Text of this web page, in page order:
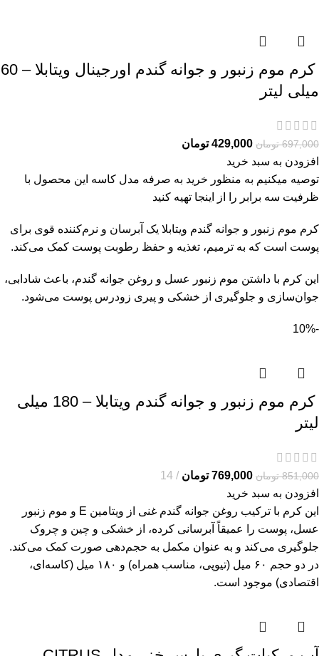
کرم موم زنبور و جوانه گندم اورجینال ویتابلا – 60
میلی لیتر
697,000 تومان 429,000 تومان
افزودن به سبد خرید
توصیه میکنیم به منظور خرید به صرفه مدل کاسه این محصول با
ظرفیت سه برابر را از
اینجا تهیه کنید
کرم موم زنبور و جوانه گندم ویتابلا یک آبرسان و نرم‌کننده قوی برای
پوست است که به ترمیم، تغذیه و حفظ رطوبت پوست کمک می‌کند.
این کرم با داشتن موم زنبور عسل و روغن جوانه گندم، باعث شادابی،
جوان‌سازی و جلوگیری از خشکی و پیری زودرس پوست می‌شود.
-10%
کرم موم زنبور و جوانه گندم ویتابلا – 180 میلی
لیتر
851,000 تومان 769,000 تومان
14
افزودن به سبد خرید
این کرم با ترکیب روغن جوانه گندم غنی از ویتامین E و موم زنبور
عسل، پوست را عمیقاً آبرسانی کرده، از خشکی و چین و چروک
جلوگیری می‌کند و به عنوان مکمل به حجم‌دهی صورت کمک می‌کند.
در دو حجم ۶۰ میل (تیوپی، مناسب همراه) و ۱۸۰ میل (کاسه‌ای،
اقتصادی) موجود است.